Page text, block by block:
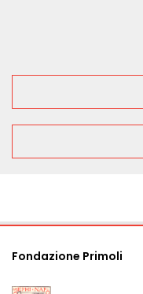
Fondazione Primoli